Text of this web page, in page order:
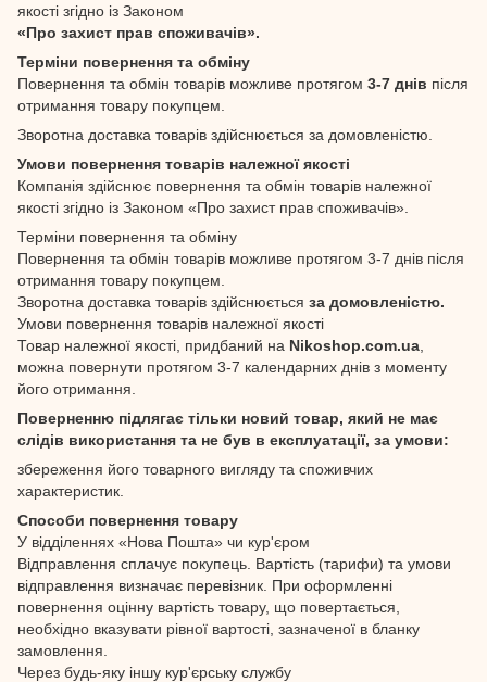
якості згідно із Законом
«Про захист прав споживачів».
Терміни повернення та обміну
Повернення та обмін товарів можливе протягом 3-7 днів після
отримання товару покупцем.
Зворотна доставка товарів здійснюється за домовленістю.
Умови повернення товарів належної якості
Компанія здійснює повернення та обмін товарів належної
якості згідно із Законом «Про захист прав споживачів».
Терміни повернення та обміну
Повернення та обмін товарів можливе протягом 3-7 днів після
отримання товару покупцем.
Зворотна доставка товарів здійснюється за домовленістю.
Умови повернення товарів належної якості
Товар належної якості, придбаний на Nikoshop.com.ua
можна повернути протягом 3-7 календарних днів з моменту
його отримання.
Поверненню підлягає тільки новий товар, який не має
слідів використання та не був в експлуатації, за умови:
збереження його товарного вигляду та споживчих
характеристик.
Способи повернення товару
У відділеннях «Нова Пошта» чи кур'єром
Відправлення сплачує покупець. Вартість (тарифи) та умови
відправлення визначає перевізник. При оформленні
повернення оцінну вартість товару, що повертається,
необхідно вказувати рівної вартості, зазначеної в бланку
замовлення.
Через будь-яку іншу кур'єрську службу